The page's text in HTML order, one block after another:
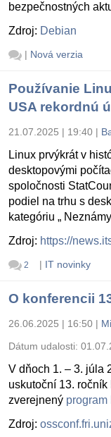
bezpečnostných
Zdroj: Debian
| Nová verzia
Používanie
USA rekordnú
21.07.2025 | 19:40 |
Linux prvýkrát v
desktopovými
spoločnosti
podiel na trhu s
kategóriu „
Zdroj: https://
2 | IT novinky
O konferencii
26.06.2025 | 16:50 |
Dátum udalosti:
V dňoch 1. – 3. júla
uskutoční 13.
zverejnený program
Zdroj: